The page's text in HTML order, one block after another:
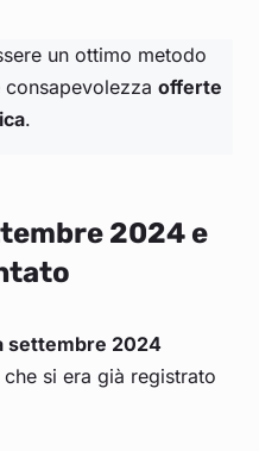
un ottimo metodo
consapevolezzaofferte
.
2024 e
settembre 2024
si era già registrato